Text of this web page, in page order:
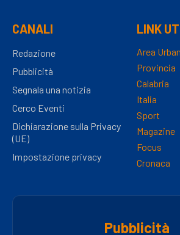
CANALI
Redazione
Pubblicità
Segnala una notizia
Cerco Eventi
Dichiarazione sulla Privacy
(UE)
Impostazione privacy
LINK
Area
Provincia
Calabria
Italia
Sport
Magazine
Focus
Cronaca
Pubblicità